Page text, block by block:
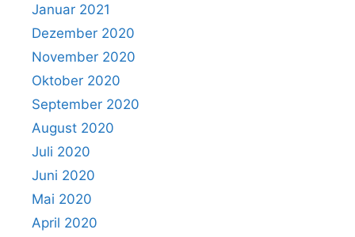
Januar 2021
Dezember 2020
November 2020
Oktober 2020
September 2020
August 2020
Juli 2020
Juni 2020
Mai 2020
April 2020